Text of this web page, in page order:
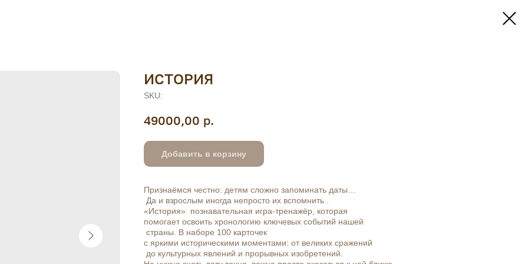
ИСТОРИЯ
SKU:
49000,00 р.
Добавить в корзину
Признаёмся честно: детям сложно запоминать даты…
Да и взрослым иногда непросто их вспомнить .
«История» познавательная игра‑тренажёр, которая
помогает освоить хронологию ключевых событий нашей
страны. В наборе 100 карточек
с яркими историческими моментами: от великих сражений
до культурных явлений и прорывных изобретений.